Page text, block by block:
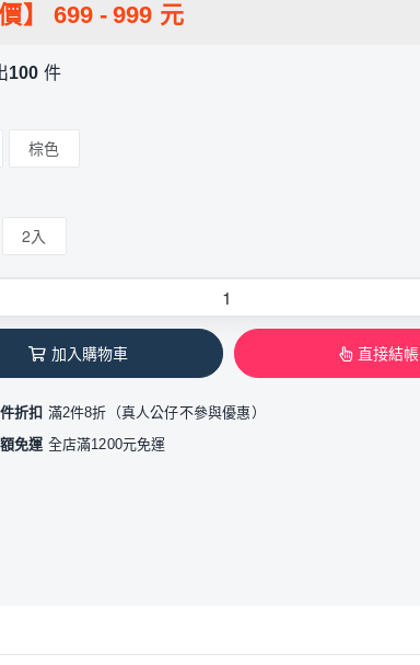
】 699 - 999 元
100 件
棕色
2入
加入購物車 直接結帳
折扣 滿2件8折（真人公仔不參與優惠）
免運 全店滿1200元免運